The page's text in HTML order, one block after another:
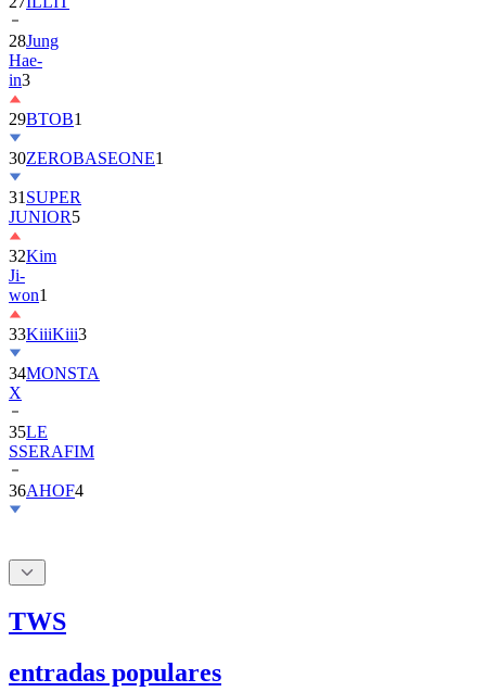
28Jung
Hae-
in3
29BTOB1
30ZEROBASEONE1
31 SUPER
JUNIOR5
32Kim
Ji-
won1
33KiiiKiii3
34MONSTA
X
35LE
SSERAFIM
36AHOF4
TWS
entradas populares